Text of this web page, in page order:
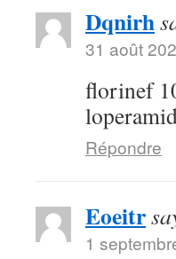
Dqnirh
31 août
florinef
Répondre
Eoeitr
1